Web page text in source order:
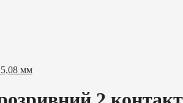
5,08 мм